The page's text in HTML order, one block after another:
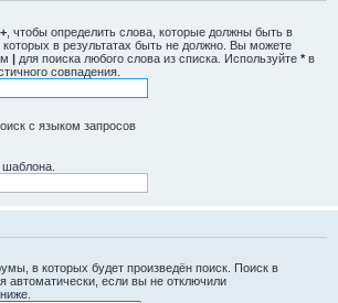
+ , чтобы определить слова, которые должны быть в
которых в результатах быть не должно. Вы можете
| для поиска любого слова из списка. Используйте * в
совпадения.
с языком запросов
шаблона.
в которых будет произведён поиск. Поиск в
автоматически, если вы не отключили